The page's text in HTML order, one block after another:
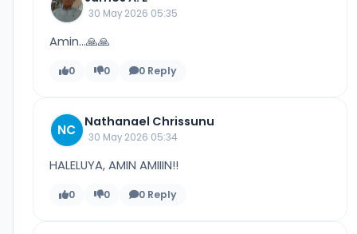
30 May 2026 05:35
Amin...🙏🙏
0 0 0 Reply
NC Nathanael Chrissunu
30 May 2026 05:34
HALELUYA, AMIN AMIIIN!!
0 0 0 Reply